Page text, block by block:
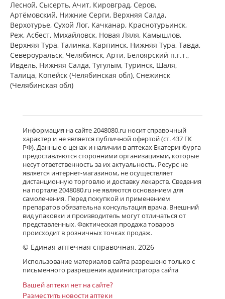
Лесной, Сысерть, Ачит, Кировград, Серов,
Артёмовский, Нижние Cерги, Верхняя Салда,
Верхотурье, Сухой Лог, Качканар, Краснотурьинск,
Реж, Асбест, Михайловск, Новая Ляля, Камышлов,
Верхняя Тура, Талинка, Карпинск, Нижняя Тура, Тавда,
Североуральск, Челябинск, Арти, Белоярский п.г.т.,
Ивдель, Нижняя Салда, Тугулым, Туринск, Шаля,
Талица, Копейск (Челябинская обл), Снежинск
(Челябинская обл)
Информация на сайте 2048080.ru носит справочный
характер и не является публичной офертой (ст. 437 ГК
РФ). Данные о ценах и наличии в аптеках Екатеринбурга
предоставляются сторонними организациями, которые
несут ответственность за их актуальность. Ресурс не
является интернет-магазином, не осуществляет
дистанционную торговлю и доставку лекарств. Сведения
на портале 2048080.ru не являются основанием для
самолечения. Перед покупкой и применением
препаратов обязательна консультация врача. Внешний
вид упаковки и производитель могут отличаться от
представленных. Фактическая продажа товаров
происходит в розничных точках продаж.
© Единая аптечная справочная, 2026
Использование материалов сайта разрешено только с
письменного разрешения администратора сайта
Вашей аптеки нет на сайте?
Разместить новости аптеки